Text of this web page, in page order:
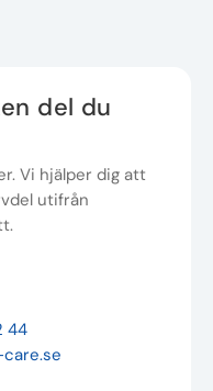
del du
Vi hjälper dig att
utifrån
44